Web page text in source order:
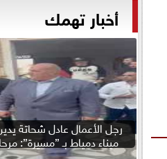
أخبار تهمك
رجل الأعمال عادل شحاتة
ميناء دمياط بـ ”مسيرة”: